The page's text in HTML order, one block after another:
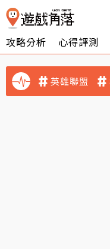
攻略分析 心得評測
英雄聯盟